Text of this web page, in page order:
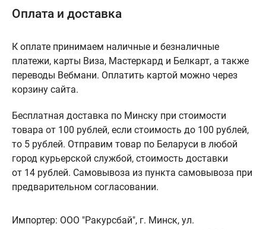
Оплата и доставка
К оплате принимаем наличные и безналичные
платежи, карты Виза, Мастеркард и Белкарт, а также
переводы Вебмани. Оплатить картой можно через
корзину сайта.
Бесплатная доставка по Минску при стоимости
товара от 100 рублей, если стоимость до 100 рублей,
то 5 рублей. Отправим товар по Беларуси в любой
город курьерской службой, стоимость доставки
от 14 рублей. Самовывоза из пункта самовывоза при
предварительном согласовании.
Импортер: ООО "Ракурсбай", г. Минск, ул.